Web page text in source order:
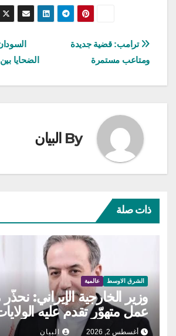
تصفّح
المقالات
الضحايا
ترامب: قضية جديدة
ومتاعب مستمرة
By البيان
ذات صلة
الشرق الاوسط عالمية
وزير الخارجية الإيراني:
عمل متهوّر تقدم عليه
أغسطس 2, 2026 البيان